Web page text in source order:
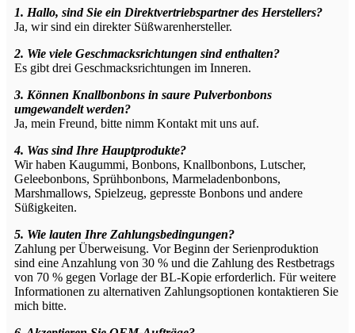
1. Hallo, sind Sie ein Direktvertriebspartner des Herstellers?
Ja, wir sind ein direkter Süßwarenhersteller.
2. Wie viele Geschmacksrichtungen sind enthalten?
Es gibt drei Geschmacksrichtungen im Inneren.
3. Können Knallbonbons in saure Pulverbonbons
umgewandelt werden?
Ja, mein Freund, bitte nimm Kontakt mit uns auf.
4. Was sind Ihre Hauptprodukte?
Wir haben Kaugummi, Bonbons, Knallbonbons, Lutscher,
Geleebonbons, Sprühbonbons, Marmeladenbonbons,
Marshmallows, Spielzeug, gepresste Bonbons und andere
Süßigkeiten.
5. Wie lauten Ihre Zahlungsbedingungen?
Zahlung per Überweisung. Vor Beginn der Serienproduktion
sind eine Anzahlung von 30 % und die Zahlung des Restbetrags
von 70 % gegen Vorlage der BL-Kopie erforderlich. Für weitere
Informationen zu alternativen Zahlungsoptionen kontaktieren Sie
mich bitte.